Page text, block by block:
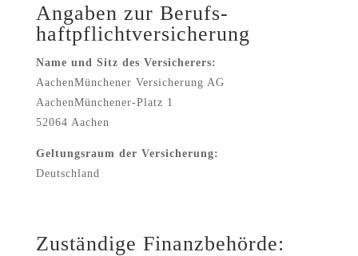
Angaben zur Berufs­
haftpflicht­versicherung
Name und Sitz des Versicherers:
AachenMünchener Versicherung AG
AachenMünchener-Platz 1
52064 Aachen
Geltungsraum der Versicherung:
Deutschland
Zuständige Finanzbehörde: